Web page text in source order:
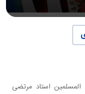
المسلمین استاد مرتضی